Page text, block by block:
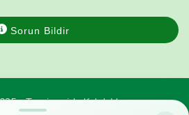
Sorun Bildir
- Tavsiyemiz'e Kulak Ver